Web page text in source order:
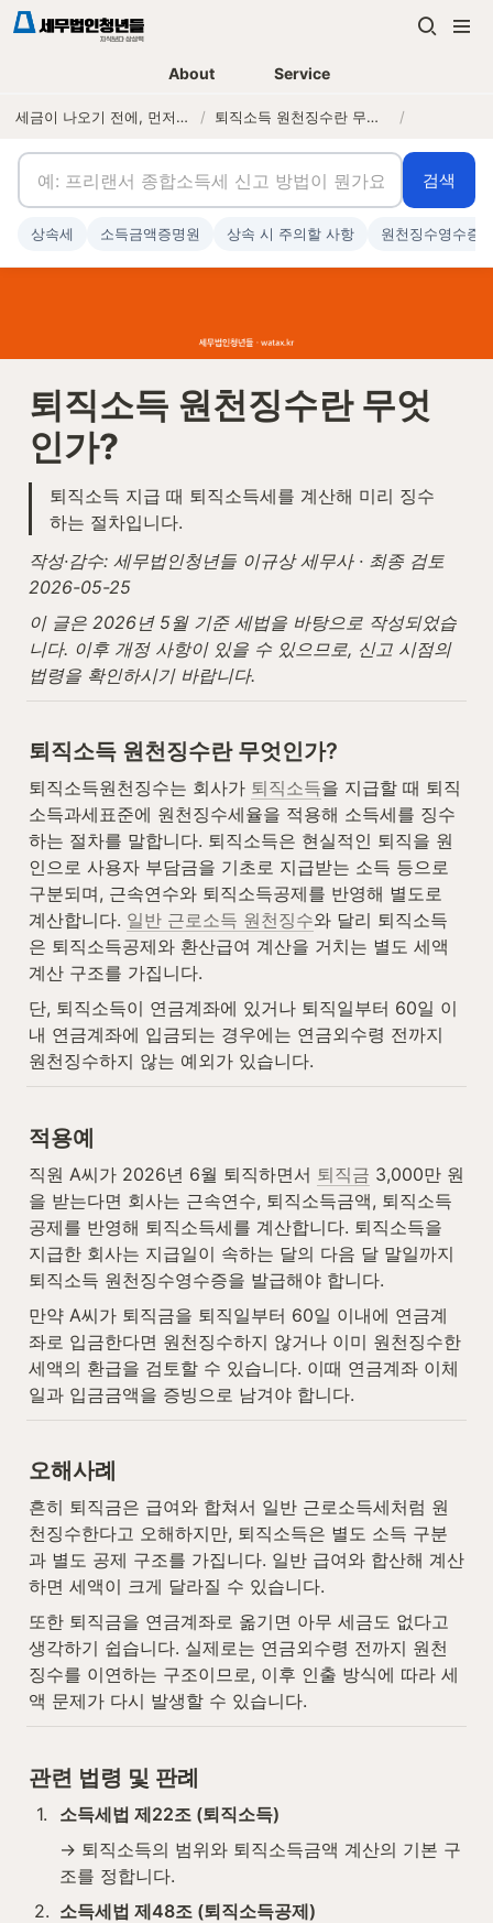
About Service
세금이 나오기 전에, 먼저 연락하는 세무법인 / 퇴직소득 원천징수란 무엇인가? /
퇴직소득 원천징수란 무엇
인가?
퇴직소득 지급 때 퇴직소득세를 계산해 미리 징수
하는 절차입니다.
작성·감수: 세무법인청년들 이규상 세무사 · 최종 검토
2026-05-25
이 글은 2026년 5월 기준 세법을 바탕으로 작성되었습
니다. 이후 개정 사항이 있을 수 있으므로, 신고 시점의
법령을 확인하시기 바랍니다.
퇴직소득 원천징수란 무엇인가?
퇴직소득원천징수는 회사가 퇴직소득을 지급할 때 퇴직
소득과세표준에 원천징수세율을 적용해 소득세를 징수
하는 절차를 말합니다. 퇴직소득은 현실적인 퇴직을 원
인으로 사용자 부담금을 기초로 지급받는 소득 등으로
구분되며, 근속연수와 퇴직소득공제를 반영해 별도로
계산합니다. 일반 근로소득 원천징수와 달리 퇴직소득
은 퇴직소득공제와 환산급여 계산을 거치는 별도 세액
계산 구조를 가집니다.
단, 퇴직소득이 연금계좌에 있거나 퇴직일부터 60일 이
내 연금계좌에 입금되는 경우에는 연금외수령 전까지
원천징수하지 않는 예외가 있습니다.
적용예
직원 A씨가 2026년 6월 퇴직하면서 퇴직금 3,000만 원
을 받는다면 회사는 근속연수, 퇴직소득금액, 퇴직소득
공제를 반영해 퇴직소득세를 계산합니다. 퇴직소득을
지급한 회사는 지급일이 속하는 달의 다음 달 말일까지
퇴직소득 원천징수영수증을 발급해야 합니다.
만약 A씨가 퇴직금을 퇴직일부터 60일 이내에 연금계
좌로 입금한다면 원천징수하지 않거나 이미 원천징수한
세액의 환급을 검토할 수 있습니다. 이때 연금계좌 이체
일과 입금금액을 증빙으로 남겨야 합니다.
오해사례
흔히 퇴직금은 급여와 합쳐서 일반 근로소득세처럼 원
천징수한다고 오해하지만, 퇴직소득은 별도 소득 구분
과 별도 공제 구조를 가집니다. 일반 급여와 합산해 계산
하면 세액이 크게 달라질 수 있습니다.
또한 퇴직금을 연금계좌로 옮기면 아무 세금도 없다고
생각하기 쉽습니다. 실제로는 연금외수령 전까지 원천
징수를 이연하는 구조이므로, 이후 인출 방식에 따라 세
액 문제가 다시 발생할 수 있습니다.
관련 법령 및 판례
1.
소득세법 제22조 (퇴직소득)
→ 퇴직소득의 범위와 퇴직소득금액 계산의 기본 구
조를 정합니다.
2. 소득세법 제48조 (퇴직소득공제)
검색
상속세 소득금액증명원 상속 시 주의할 사항 원천징수영수증